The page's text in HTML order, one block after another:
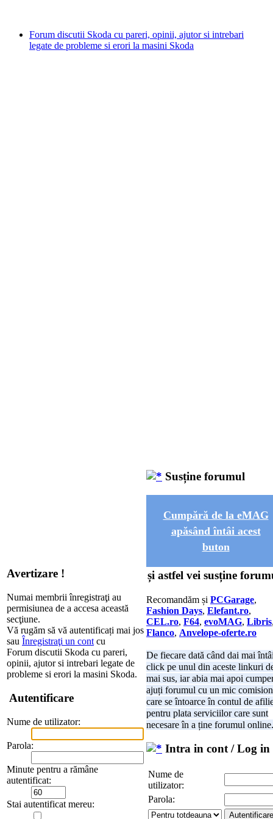
Forum discutii Skoda cu pareri, opinii, ajutor si intrebari
legate de probleme si erori la masini Skoda
Avertizare !
Numai membrii înregistraţi au
permisiunea de a accesa această
secţiune.
Vă rugăm să vă autentificați mai jos
sau Înregistraţi un cont cu
Forum discutii Skoda cu pareri,
opinii, ajutor si intrebari legate de
probleme si erori la masini Skoda.
Autentificare
Nume de utilizator:
Parola:
Minute pentru a rămâne
autentificat:
Stai autentificat mereu:
Susține forumul
Cumpără de la eMAG
apăsând întâi acest
buton
și astfel vei susține
Recomandăm și PCGarage,
Fashion Days, Elefant.ro,
CEL.ro, F64, evoMAG, Libris
Flanco, Anvelope-oferte.ro
De fiecare dată când dai mai
click pe unul din aceste linkuri
mai sus, iar abia mai apoi
ajuți forumul cu un mic comision
care se întoarce în contul de
pentru plata serviciilor care sunt
necesare în a ține forumul online.
Intra in cont / Log in
Nume de
utilizator:
Parola: